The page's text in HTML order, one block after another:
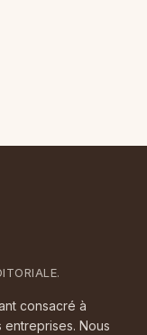
consacré à
Nous